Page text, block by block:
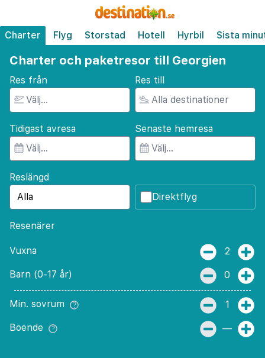
Charter Flyg Storstad Hotell Hyrbil Sista
Charter och paketresor till Georgien
Res från Res till
Tidigast avresa Senaste hemresa
Reslängd
Direktflyg
Resenärer
Vuxna 2
Barn (0-17 år) 0
Min. sovrum 1
Boende —